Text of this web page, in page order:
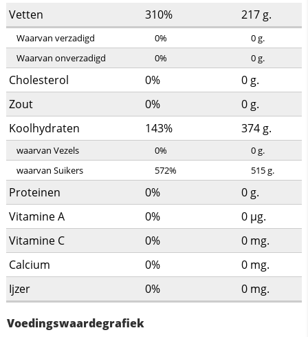
Vetten 310% 217g.
Waarvan verzadigd 0% 0g.
Waarvan onverzadigd
0% 0g.
Cholesterol 0% 0g.
Zout
0% 0g.
Koolhydraten
143% 374g.
waarvan Vezels 0% 0g.
waarvan Suikers
572% 515g.
Proteinen 0% 0g.
Vitamine A
0% 0 µg.
Vitamine C
0% 0 mg.
Calcium
0% 0 mg.
Ijzer
0% 0 mg.
Voedingswaardegrafiek